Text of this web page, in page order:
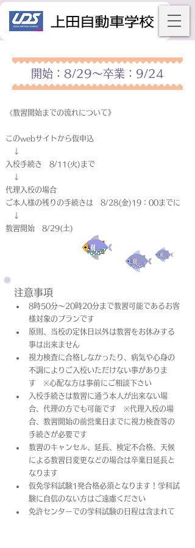
開始：8/29～卒業：9/24
《教習開始までの流れについて》
このwebサイトから仮申込
↓
入校手続き 8/11(火)まで
↓
代理入校の場合
ご本人様の残りの手続きは 8/28(金)19：00までに
↓
教習開始 8/29(土)
注意事項
8時50分～20時20分まで教習可能であるお客
様対象のプランです
原則、当校の定休日以外は教習をお休みする
事は出来ません
視力検査に合格しなかったり、病気や心身の
不調によりご入校いただけない事がありま
す　※心配な方は事前にご相談下さい
入校手続きは教習に通う本人が出来ない場
合、代理の方でも可能です　※代理入校の場
合、教習開始の前営業日までに視力検査等の
手続きが必要です
教習のキャンセル、延長、検定不合格、天候
による教習日変更などの場合は卒業日​延長と
なります
仮免学科試験1発合格必須となります！学科試
験に自信のない方はご遠慮ください
免許センターでの学科試験の日程は含まれて